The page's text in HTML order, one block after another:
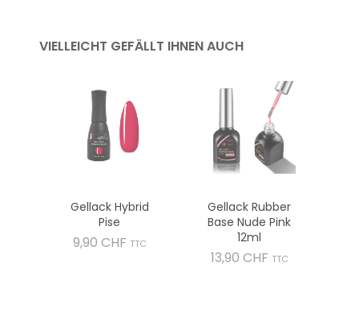
VIELLEICHT GEFÄLLT IHNEN AUCH
Gellack Hybrid
Pise
9,90 CHF Preis
TTC
Gellack Rubber
Base Nude Pink
12ml
13,90 CHF Preis
TTC